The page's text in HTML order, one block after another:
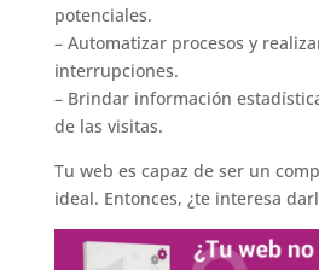
potenciales.
– Automatizar procesos y
interrupciones.
– Brindar información
de las visitas.
Tu web es capaz de ser un
ideal. Entonces, ¿te interesa